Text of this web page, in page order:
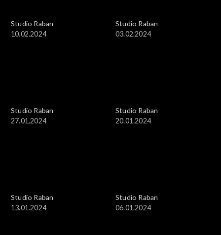
Studio Raban
10.02.2024
Studio Raban
03.02.2024
Studio Raban
27.01.2024
Studio Raban
20.01.2024
Studio Raban
13.01.2024
Studio Raban
06.01.2024